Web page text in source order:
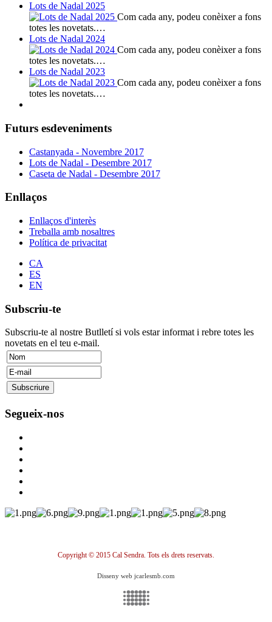
Lots de Nadal 2025
Com cada any, podeu conèixer a fons
totes les novetats.…
Lots de Nadal 2024
Com cada any, podeu conèixer a fons
totes les novetats.…
Lots de Nadal 2023
Com cada any, podeu conèixer a fons
totes les novetats.…
Futurs esdeveniments
Castanyada - Novembre 2017
Lots de Nadal - Desembre 2017
Caseta de Nadal - Desembre 2017
Enllaços
Enllaços d'interès
Treballa amb nosaltres
Política de privacitat
CA
ES
EN
Subscriu-te
Subscriu-te al nostre Butlletí si vols estar informat i rebre totes les
novetats en el teu e-mail.
Segueix-nos
Copyright © 2015 Cal Sendra. Tots els drets reservats.
Disseny web jcarlesmb.com